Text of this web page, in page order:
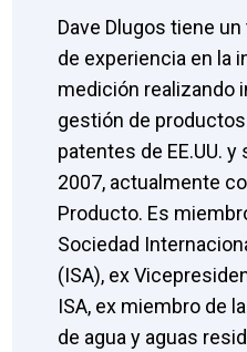
Dave Dlugos tiene
de experiencia en la
medición realizando
gestión de
patentes de EE.UU.
2007, actualmente
Producto. Es
Sociedad
(ISA), ex
ISA, ex miembro de
de agua y aguas